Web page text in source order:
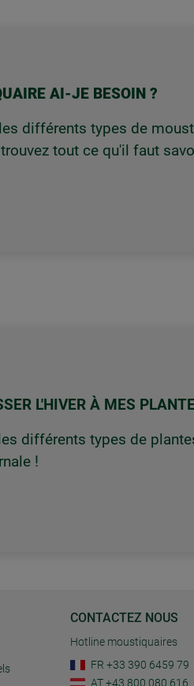
AI-JE BESOIN ?
différents types de
tout ce qu'il faut
L'HIVER À MES
différents types de
!
CONTACTEZ NOUS
Hotline moustiquaires
FR +33 390 6459 79